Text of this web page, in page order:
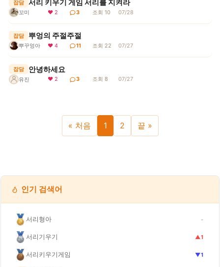
잡담 서리 키우기 게임 서리를 지켜라
꼬미 ❤ 2 3 조회 10 07/28
잡담 뿌엉의 주절주절
뿌꾸엉아 ❤ 4 11 조회 22 07/27
잡담 안녕하세요
유진 ❤ 2 3 조회 8 07/27
« 처음 1 2 끝 »
인기 검색어
서리형아 -
서리기우기 ▲1
서리키우기게임 ▼1